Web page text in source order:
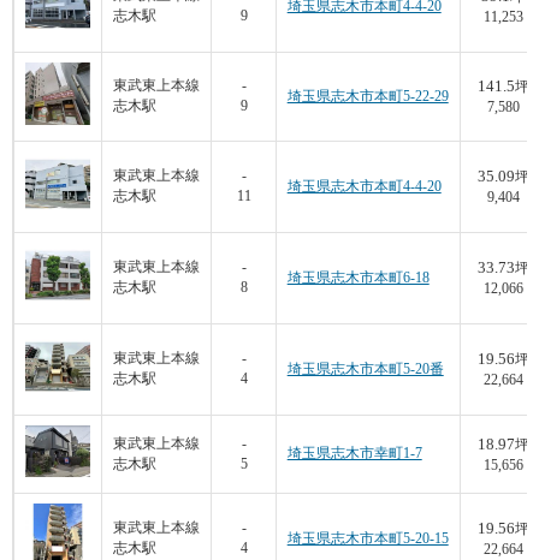
志木駅
9
埼玉県志木市本町4-4-20
11,253
東武東上本線
志木駅
-
9
埼玉県志木市本町5-22-29
141.5坪
7,580
東武東上本線
志木駅
-
11
埼玉県志木市本町4-4-20
35.09坪
9,404
東武東上本線
志木駅
-
8
埼玉県志木市本町6-18
33.73坪
12,066
東武東上本線
志木駅
-
4
埼玉県志木市本町5-20番
19.56坪
22,664
東武東上本線
志木駅
-
5
埼玉県志木市幸町1-7
18.97坪
15,656
東武東上本線
志木駅
-
4
埼玉県志木市本町5-20-15
19.56坪
22,664